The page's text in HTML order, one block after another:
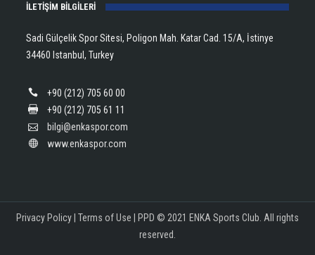
Rekoruyla
Avrupa
İLETİŞİM BİLGİLERİ
Sadi Gülçelik Spor Sitesi, Poligon Mah. Katar Cad. 15/A, İstinye
34460 Istanbul, Turkey
+90 (212) 705 60 00
+90 (212) 705 61 11
bilgi@enkaspor.com
www.enkaspor.com
Privacy Policy| Terms of Use | PPD © 2021 ENKA Sports Club. All rights
reserved.